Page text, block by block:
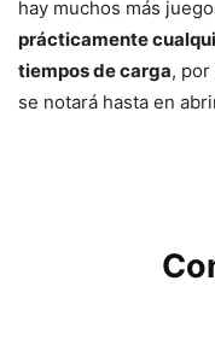
hay muchos más
prácticamente
tiempos de carga,
se notará hasta en